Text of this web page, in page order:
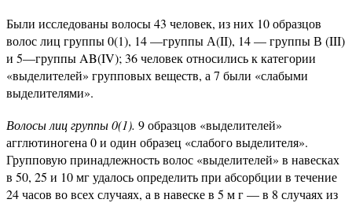
Были исследованы волосы 43 человек, из них 10 образцов
волос лиц группы 0(1), 14 —группы А(II), 14 — группы В (III)
и 5—группы AB(IV); 36 человек относились к категории
«выделителей» групповых веществ, а 7 были «слабыми
выделителями».
Волосы лиц группы 0(1). 9 образцов «выделителей»
агглютиногена 0 и один образец «слабого выделителя».
Групповую принадлежность волос «выделителей» в навесках
в 50, 25 и 10 мг удалось определить при абсорбции в течение
24 часов во всех случаях, а в навеске в 5 м г — в 8 случаях из